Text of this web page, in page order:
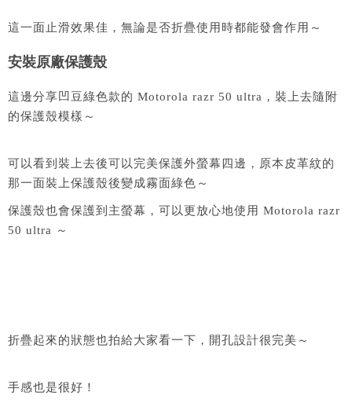
這一面止滑效果佳，無論是否折疊使用時都能發會作用～
安裝原廠保護殼
這邊分享凹豆綠色款的 Motorola razr 50 ultra，裝上去隨附
的保護殼模樣～
可以看到裝上去後可以完美保護外螢幕四邊，原本皮革紋的
那一面裝上保護殼後變成霧面綠色～
保護殼也會保護到主螢幕，可以更放心地使用 Motorola razr
50 ultra ～
折疊起來的狀態也拍給大家看一下，開孔設計很完美～
手感也是很好！